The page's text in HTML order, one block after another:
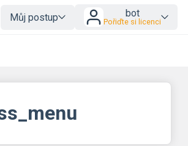
Můj postup bot
Pořiďte si licenci